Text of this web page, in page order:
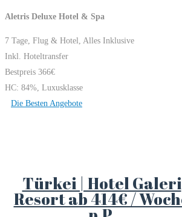
Aletris Deluxe Hotel & Spa
7 Tage, Flug & Hotel, Alles Inklusive
Inkl. Hoteltransfer
Bestpreis 366€
HC: 84%, Luxusklasse
Die Besten Angebote
Türkei | Hotel Galeri
Resort ab 414€ /